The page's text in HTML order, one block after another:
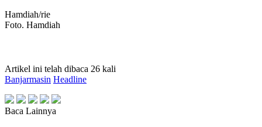
Hamdiah/rie
Foto. Hamdiah
Artikel ini telah dibaca 26 kali
Banjarmasin Headline
Baca Lainnya